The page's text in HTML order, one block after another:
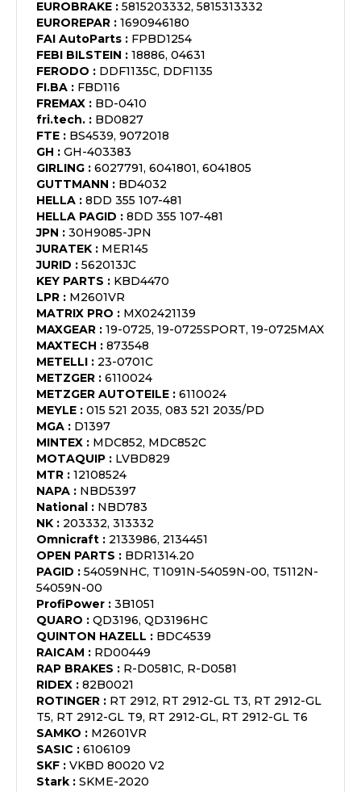
EUROBRAKE : 5815203332, 5815313332
EUROREPAR : 1690946180
FAI AutoParts : FPBD1254
FEBI BILSTEIN : 18886, 04631
FERODO : DDF1135C, DDF1135
FI.BA : FBD116
FREMAX : BD-0410
fri.tech. : BD0827
FTE : BS4539, 9072018
GH : GH-403383
GIRLING : 6027791, 6041801, 6041805
GUTTMANN : BD4032
HELLA : 8DD 355 107-481
HELLA PAGID : 8DD 355 107-481
JPN : 30H9085-JPN
JURATEK : MER145
JURID : 562013JC
KEY PARTS : KBD4470
LPR : M2601VR
MATRIX PRO : MX02421139
MAXGEAR : 19-0725, 19-0725SPORT, 19-0725MAX
MAXTECH : 873548
METELLI : 23-0701C
METZGER : 6110024
METZGER AUTOTEILE : 6110024
MEYLE : 015 521 2035, 083 521 2035/PD
MGA : D1397
MINTEX : MDC852, MDC852C
MOTAQUIP : LVBD829
MTR : 12108524
NAPA : NBD5397
National : NBD783
NK : 203332, 313332
Omnicraft : 2133986, 2134451
OPEN PARTS : BDR1314.20
PAGID : 54059NHC, T1091N-54059N-00, T5112N-
54059N-00
ProfiPower : 3B1051
QUARO : QD3196, QD3196HC
QUINTON HAZELL : BDC4539
RAICAM : RD00449
RAP BRAKES : R-D0581C, R-D0581
RIDEX : 82B0021
ROTINGER : RT 2912, RT 2912-GL T3, RT 2912-GL
T5, RT 2912-GL T9, RT 2912-GL, RT 2912-GL T6
SAMKO : M2601VR
SASIC : 6106109
SKF : VKBD 80020 V2
Stark : SKME-2020